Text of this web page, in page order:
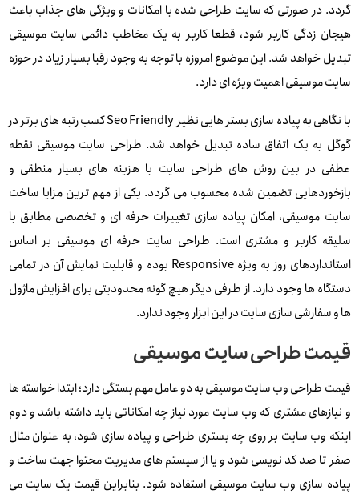
گردد. در صورتی که سایت طراحی شده با امکانات و ویژگی های جذاب باعث
هیجان زدگی کاربر شود، قطعا کاربر به یک مخاطب دائمی سایت موسیقی
تبدیل خواهد شد. این موضوع امروزه با توجه به وجود رقبا بسیار زیاد در حوزه
سایت موسیقی اهمیت ویژه ای دارد.
با نگاهی به پیاده سازی بستر هایی نظیر Seo Friendly کسب رتبه های برتر در
گوگل به یک اتفاق ساده تبدیل خواهد شد. طراحی سایت موسیقی نقطه
عطفی در بین روش های طراحی سایت با هزینه های بسیار منطقی و
بازخوردهایی تضمین شده محسوب می گردد. یکی از مهم ترین مزایا ساخت
سایت موسیقی، امکان پیاده سازی تغییرات حرفه ای و تخصصی مطابق با
سلیقه کاربر و مشتری است. طراحی سایت حرفه ای موسیقی بر اساس
استانداردهای روز به ویژه Responsive بوده و قابلیت نمایش آن در تمامی
دستگاه ها وجود دارد. از طرفی دیگر هیچ گونه محدودیتی برای افزایش ماژول
ها و سفارشی سازی سایت در این ابزار وجود ندارد.
قیمت طراحی سایت موسیقی
قیمت طراحی وب سایت موسیقی به دو عامل مهم بستگی دارد؛ ابتدا خواسته ها
و نیازهای مشتری که وب سایت مورد نیاز چه امکاناتی باید داشته باشد و دوم
اینکه وب سایت بر روی چه بستری طراحی و پیاده سازی شود، به عنوان مثال
صفر تا صد کد نویسی شود و یا از سیستم های مدیریت محتوا جهت ساخت و
پیاده سازی وب سایت موسیقی استفاده شود. بنابراین قیمت یک سایت می